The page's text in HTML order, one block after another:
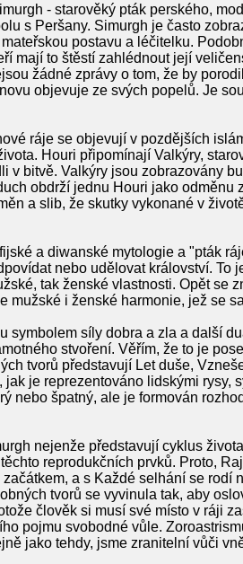
- starověký pták perského,
s Peršany. Simurgh je často
postavu a léčitelku.
mají to štěstí zahlédnout její
žádné zprávy o tom, že by
objevuje ze svých popelů. Je
ráje se objevují v pozdějších
Houri připomínají Valkýry,
v bitvě. Valkýry jsou zobrazovány
obdrží jednu Houri jako
a slib, že skutky vykonané v
a diwanské mytologie a "pták
nebo udělovat království.
tak ženské vlastnosti. Opět se
mužské i ženské harmonie, jež se
symbolem síly dobra a zla a další
stvoření. Věřím, že to je
tvorů představují Let duše,
jak je reprezentováno lidskými
nebo špatný, ale je formován
nejenže představují cyklus
reprodukčních prvků. Proto,
a s Každé selhání se
tvorů se vyvinula tak, aby
člověk si musí své místo v ráji
pojmu svobodné vůle.
jako tehdy, jsme zranitelní vůči